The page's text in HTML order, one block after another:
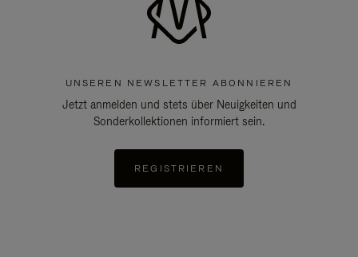
UNSEREN NEWSLETTER ABONNIEREN
Jetzt anmelden und stets über Neuigkeiten und
Sonderkollektionen informiert sein.
REGISTRIEREN